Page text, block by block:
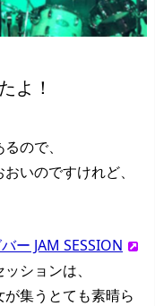
よ！
ので、
いのですけれど、
ー JAM SESSION
ションは、
集うとても素晴ら